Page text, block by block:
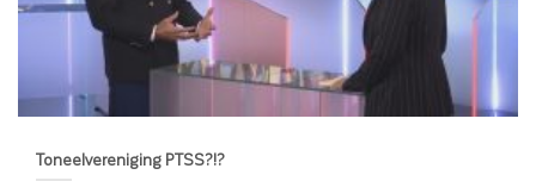
Toneelvereniging PTSS?!?